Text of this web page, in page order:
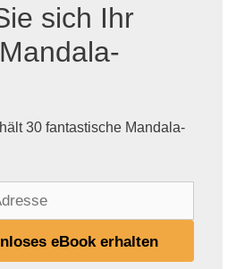
sich Ihr
30 fantastische Mandala-
eBook erhalten